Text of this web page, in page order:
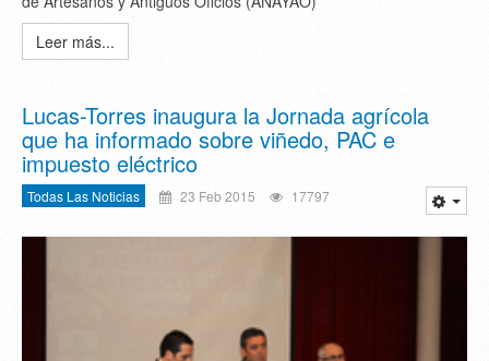
Leer más...
Lucas-Torres inaugura la Jornada agrícola
que ha informado sobre viñedo, PAC e
impuesto eléctrico
Todas Las Noticias 23 Feb 2015 17797